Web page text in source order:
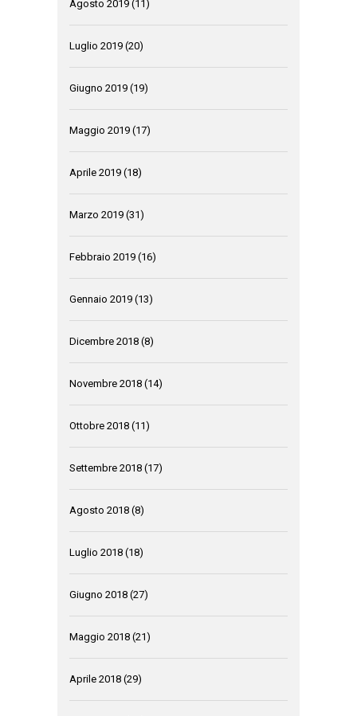
Agosto 2019 (11)
Luglio 2019 (20)
Giugno 2019 (19)
Maggio 2019 (17)
Aprile 2019 (18)
Marzo 2019 (31)
Febbraio 2019 (16)
Gennaio 2019 (13)
Dicembre 2018 (8)
Novembre 2018 (14)
Ottobre 2018 (11)
Settembre 2018 (17)
Agosto 2018 (8)
Luglio 2018 (18)
Giugno 2018 (27)
Maggio 2018 (21)
Aprile 2018 (29)